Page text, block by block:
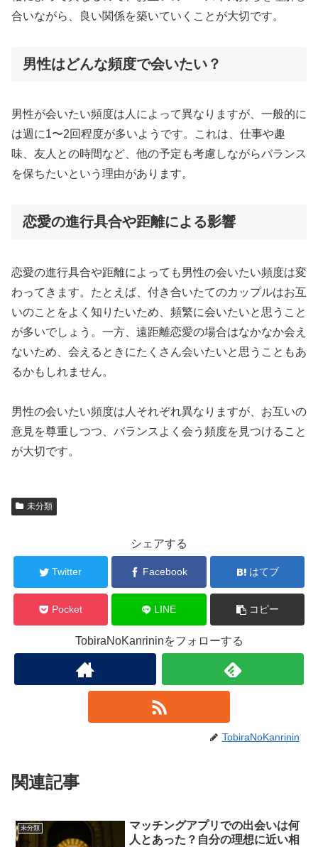
合いながら、良い関係を築いていくことが大切です。
男性はどんな頻度で会いたい？
男性が会いたい頻度は人によって異なりますが、一般的に
は週に1〜2回程度が多いようです。これは、仕事や趣
味、友人との時間など、他の予定も考慮しながらバランス
を保ちたいという理由があります。
恋愛の進行具合や距離による影響
恋愛の進行具合や距離によっても男性の会いたい頻度は変
わってきます。たとえば、付き合いたてのカップルはお互
いのことをよく知りたいため、頻繁に会いたいと思うこと
が多いでしょう。一方、遠距離恋愛の場合はなかなか会え
ないため、会えるときにたくさん会いたいと思うこともあ
るかもしれません。
男性の会いたい頻度は人それぞれ異なりますが、お互いの
意見を尊重しつつ、バランスよく会う頻度を見つけること
が大切です。
未分類
シェアする
Twitter Facebook はてブ
Pocket LINE コピー
TobiraNoKanrininをフォローする
TobiraNoKanrinin
関連記事
未分類
マッチングアプリでの出会いは何
人とあった？自分の理想に近い相